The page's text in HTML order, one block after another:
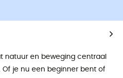
natuur en beweging centraal
je nu een beginner bent of